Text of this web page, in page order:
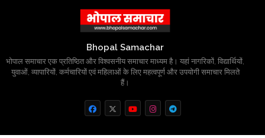
Bhopal Samachar
भोपाल समाचार एक प्रतिष्ठित और विश्वसनीय समाचार माध्यम है। यहां नागरिकों, विद्यार्थियों,
युवाओं, व्यापारियों, कर्मचारियों एवं महिलाओं के लिए महत्वपूर्ण और उपयोगी समाचार मिलते
हैं।